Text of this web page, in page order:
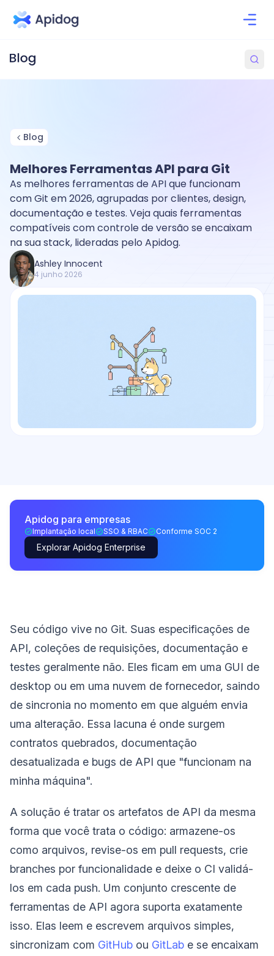
Blog
Melhores Ferramentas API para Git
As melhores ferramentas de API que funcionam
com Git em 2026, agrupadas por clientes, design,
documentação e testes. Veja quais ferramentas
compatíveis com controle de versão se encaixam
na sua stack, lideradas pelo Apidog.
Ashley Innocent
4 junho 2026
Apidog para empresas
Implantação local SSO & RBAC Conforme SOC 2
Explorar Apidog Enterprise
Seu código vive no Git. Suas especificações de
API, coleções de requisições, documentação e
testes geralmente não. Eles ficam em uma GUI de
desktop ou em uma nuvem de fornecedor, saindo
de sincronia no momento em que alguém envia
uma alteração. Essa lacuna é onde surgem
contratos quebrados, documentação
desatualizada e bugs de API que "funcionam na
minha máquina".
A solução é tratar os artefatos de API da mesma
forma que você trata o código: armazene-os
como arquivos, revise-os em pull requests, crie
branches por funcionalidade e deixe o CI validá-
los em cada push. Um conjunto crescente de
ferramentas de API agora suporta exatamente
isso. Elas leem e escrevem arquivos simples,
sincronizam com GitHub ou GitLab e se encaixam